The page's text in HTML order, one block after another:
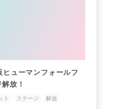
ューマンフォールフ
放！
ト ステージ 解放